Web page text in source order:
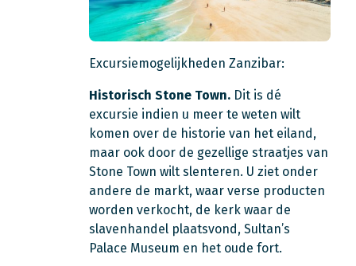
Excursiemogelijkheden Zanzibar:
Historisch Stone Town. Dit is dé
excursie indien u meer te weten wilt
komen over de historie van het eiland,
maar ook door de gezellige straatjes van
Stone Town wilt slenteren. U ziet onder
andere de markt, waar verse producten
worden verkocht, de kerk waar de
slavenhandel plaatsvond, Sultan’s
Palace Museum en het oude fort.